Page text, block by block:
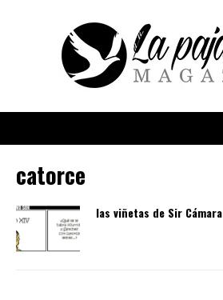
catorce
las viñetas de Sir Cámara